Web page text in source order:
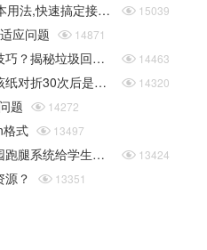
api接口文档插件easydoc的基本用法,快速搞定接口文档  15039
应问题  14871
如何收废品才能赚钱，有什么技巧？揭秘垃圾回收行业的一些规则  14463
一张纸的厚度是0.01毫米，则该纸对折30次后是多厚（据说超过珠穆朗玛峰的高度）php实现  14320
题  14272
格式  13497
校园跑腿市场目前怎么样？校园跑腿系统给学生带来了哪些便捷？  13424
？  13351